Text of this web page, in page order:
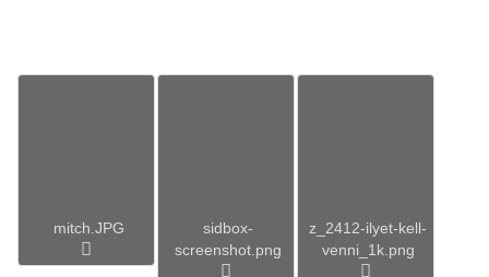
mitch.JPG
sidbox-
screenshot.png
z_2412-ilyet-kell-
venni_1k.png